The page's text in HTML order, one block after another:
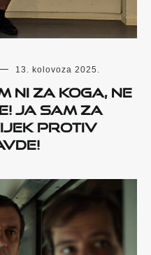
13. kolovoza 2025.
ni za koga, ne
Ja sam za
protiv